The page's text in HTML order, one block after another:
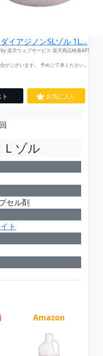
イアジノンSLゾル 1L…
by 楽天ウェブサービス 楽天商品検索API
がございます。 予めご了承ください。
お気に入り
ゾル
セル剤
ト
Amazon